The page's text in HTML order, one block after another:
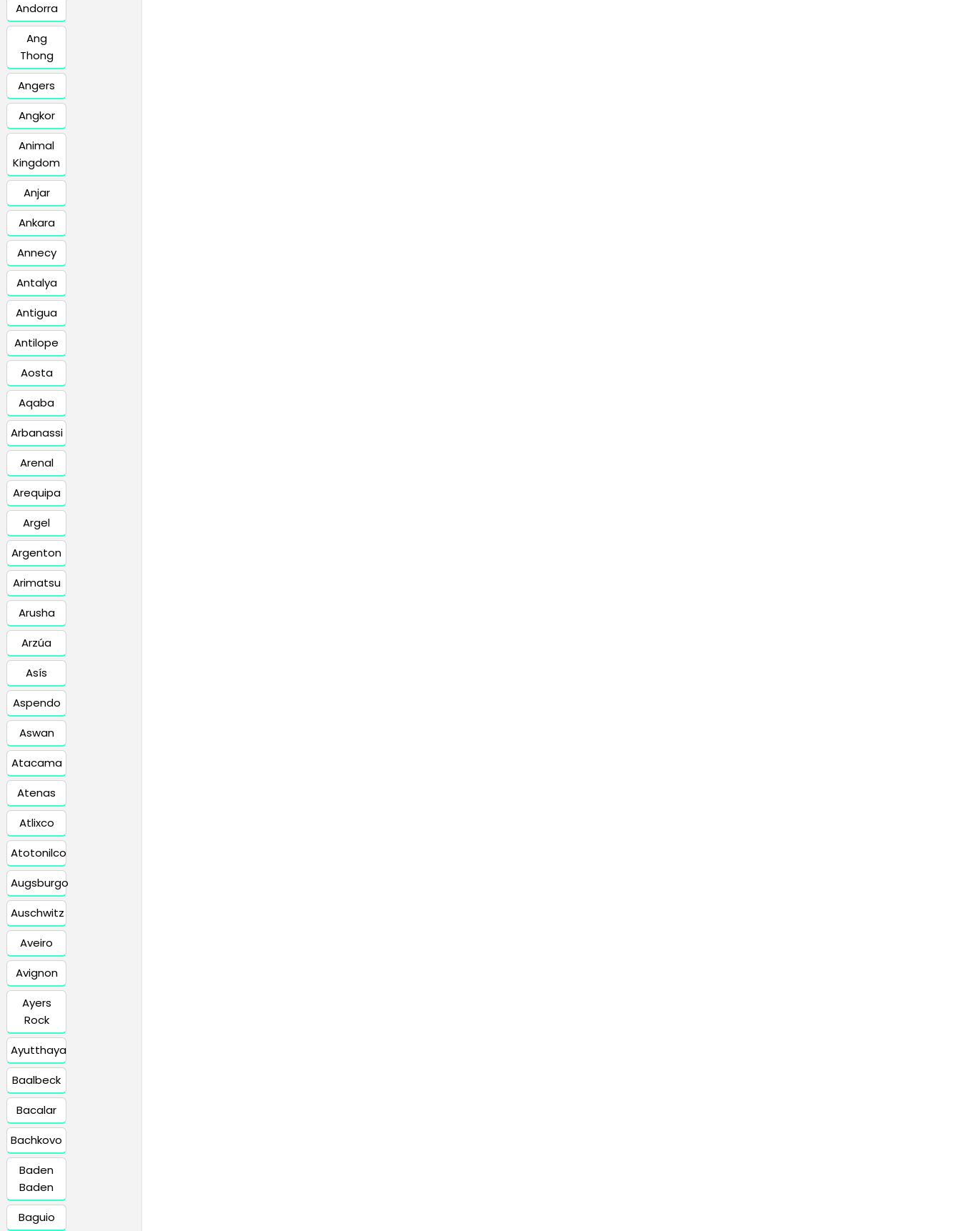
Andorra
Ang
Thong
Angers
Angkor
Animal
Kingdom
Anjar
Ankara
Annecy
Antalya
Antigua
Antilope
Aosta
Aqaba
Arbanassi
Arenal
Arequipa
Argel
Argenton
Arimatsu
Arusha
Arzúa
Asís
Aspendo
Aswan
Atacama
Atenas
Atlixco
Atotonilco
Augsburgo
Auschwitz
Aveiro
Avignon
Ayers
Rock
Ayutthaya
Baalbeck
Bacalar
Bachkovo
Baden
Baden
Baguio